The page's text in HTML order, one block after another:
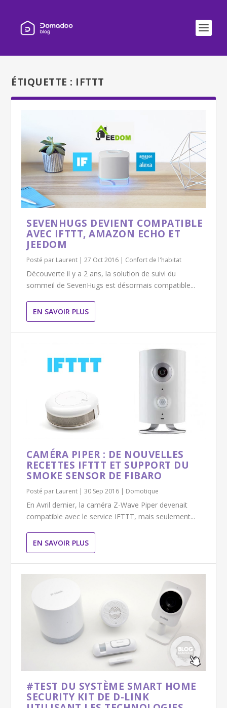
ÉTIQUETTE : IFTTT
SEVENHUGS DEVIENT COMPATIBLE
AVEC IFTTT, AMAZON ECHO ET
JEEDOM
Posté par Laurent |27 Oct 2016 | Confort de l'habitat
Découverte il y a 2 ans, la solution de suivi du
sommeil de SevenHugs est désormais compatible...
EN SAVOIR PLUS
CAMÉRA PIPER : DE NOUVELLES
RECETTES IFTTT ET SUPPORT DU
SMOKE SENSOR DE FIBARO
Posté par Laurent |30 Sep 2016 Domotique
En Avril dernier, la caméra Z-Wave Piper devenait
compatible avec le service IFTTT, mais seulement...
EN SAVOIR PLUS
#TEST DU SYSTÈME SMART HOME
SECURITY KIT DE D-LINK